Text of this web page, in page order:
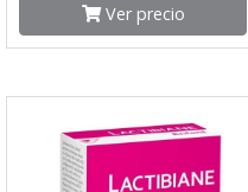
Ver precio